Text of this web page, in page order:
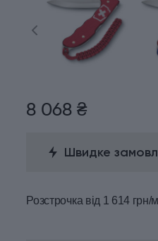
8 068 ₴
Швидке
Розстрочка від 1 614 грн/